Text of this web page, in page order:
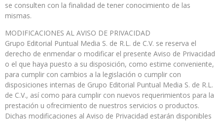
se consulten con la finalidad de tener conocimiento de las
mismas.
MODIFICACIONES AL AVISO DE PRIVACIDAD
Grupo Editorial Puntual Media S. de R.L. de C.V. se reserva el
derecho de enmendar o modificar el presente Aviso de Privacidad
o el que haya puesto a su disposición, como estime conveniente,
para cumplir con cambios a la legislación o cumplir con
disposiciones internas de Grupo Editorial Puntual Media S. de R.L.
de C.V., así como para cumplir con nuevos requerimientos para la
prestación u ofrecimiento de nuestros servicios o productos.
Dichas modificaciones al Aviso de Privacidad estarán disponibles